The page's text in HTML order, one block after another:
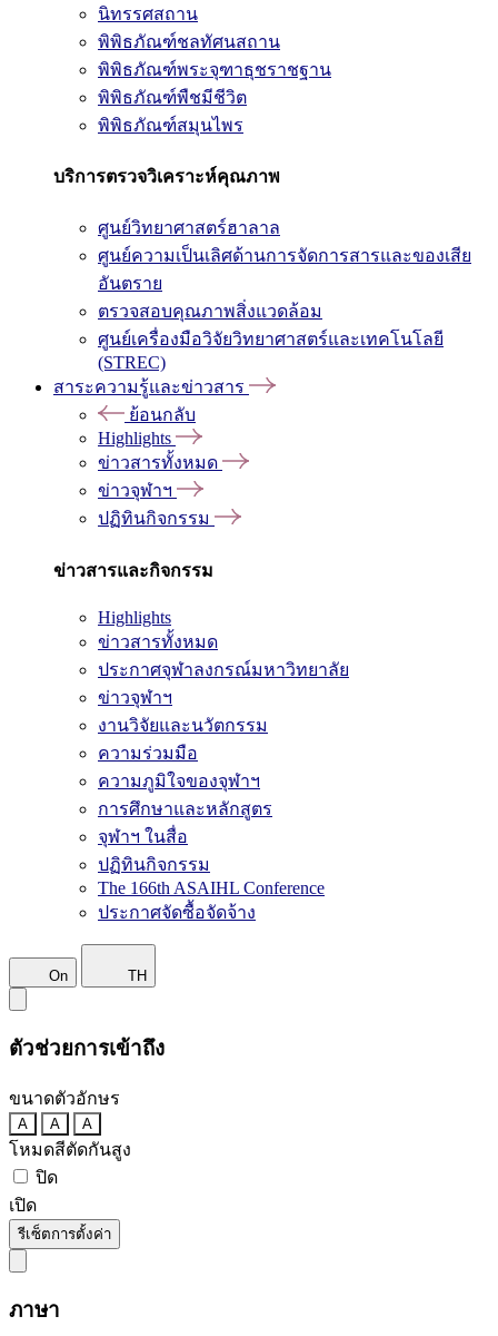
นิทรรศสถาน
พิพิธภัณฑ์ชลทัศนสถาน
พิพิธภัณฑ์พระจุฑาธุชราชฐาน
พิพิธภัณฑ์พืชมีชีวิต
พิพิธภัณฑ์สมุนไพร
บริการตรวจวิเคราะห์คุณภาพ
ศูนย์วิทยาศาสตร์ฮาลาล
ศูนย์ความเป็นเลิศด้านการจัดการสารและของเสีย
อันตราย
ตรวจสอบคุณภาพสิ่งแวดล้อม
ศูนย์เครื่องมือวิจัยวิทยาศาสตร์และเทคโนโลยี
(STREC)
สาระความรู้และข่าวสาร
ย้อนกลับ
Highlights
ข่าวสารทั้งหมด
ข่าวจุฬาฯ
ปฏิทินกิจกรรม
ข่าวสารและกิจกรรม
Highlights
ข่าวสารทั้งหมด
ประกาศจุฬาลงกรณ์มหาวิทยาลัย
ข่าวจุฬาฯ
งานวิจัยและนวัตกรรม
ความร่วมมือ
ความภูมิใจของจุฬาฯ
การศึกษาและหลักสูตร
จุฬาฯ ในสื่อ
ปฏิทินกิจกรรม
The 166th ASAIHL Conference
ประกาศจัดซื้อจัดจ้าง
On TH
ตัวช่วยการเข้าถึง
ขนาดตัวอักษร
A A A
โหมดสีตัดกันสูง
ปิด
เปิด
รีเซ็ตการตั้งค่า
ภาษา